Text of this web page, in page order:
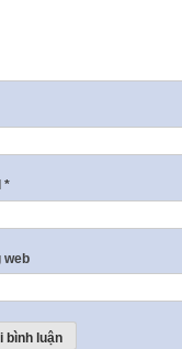
*
web